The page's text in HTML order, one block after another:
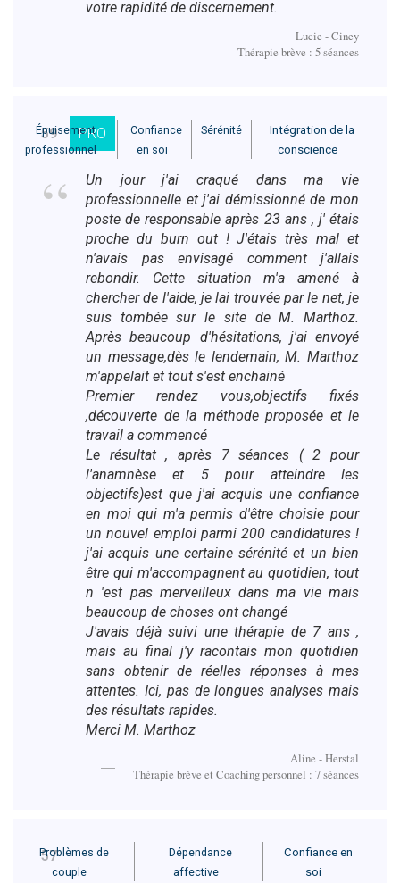
votre rapidité de discernement.
Lucie - Ciney
Thérapie brève : 5 séances
59 PRO
Épuisement
professionnel
Confiance
en soi
Sérénité
Intégration de la
conscience
Un jour j'ai craqué dans ma vie
professionnelle et j'ai démissionné de mon
poste de responsable après 23 ans , j' étais
proche du burn out ! J'étais très mal et
n'avais pas envisagé comment j'allais
rebondir. Cette situation m'a amené à
chercher de l'aide, je lai trouvée par le net, je
suis tombée sur le site de M. Marthoz.
Après beaucoup d'hésitations, j'ai envoyé
un message,dès le lendemain, M. Marthoz
m'appelait et tout s'est enchainé
Premier rendez vous,objectifs fixés
,découverte de la méthode proposée et le
travail a commencé
Le résultat , après 7 séances ( 2 pour
l'anamnèse et 5 pour atteindre les
objectifs)est que j'ai acquis une confiance
en moi qui m'a permis d'être choisie pour
un nouvel emploi parmi 200 candidatures !
j'ai acquis une certaine sérénité et un bien
être qui m'accompagnent au quotidien, tout
n 'est pas merveilleux dans ma vie mais
beaucoup de choses ont changé
J'avais déjà suivi une thérapie de 7 ans ,
mais au final j'y racontais mon quotidien
sans obtenir de réelles réponses à mes
attentes. Ici, pas de longues analyses mais
des résultats rapides.
Merci M. Marthoz
Aline - Herstal
Thérapie brève et Coaching personnel : 7 séances
57
Problèmes de
couple
Dépendance
affective
Confiance en
soi